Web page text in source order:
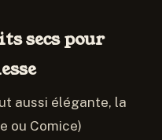
secs pour
aussi élégante, la
ou Comice)